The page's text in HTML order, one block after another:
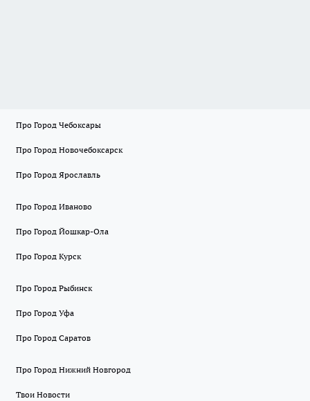
Про Город Чебоксары
Про Город Новочебоксарск
Про Город Ярославль
Про Город Иваново
Про Город Йошкар-Ола
Про Город Курск
Про Город Рыбинск
Про Город Уфа
Про Город Саратов
Про Город Нижний Новгород
Твои Новости